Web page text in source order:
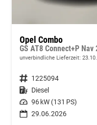
Opel Combo
GS AT8 Connect+P
unverbindliche Lieferzeit:
Fahrzeugnummer 1225094
Kraftstoff Diesel
Leistung 96 kW (131 PS)
29.06.2026